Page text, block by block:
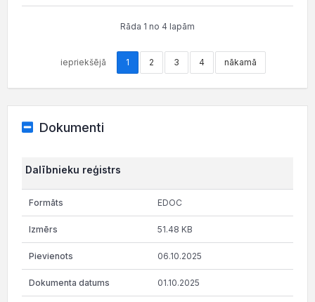
Rāda 1 no 4 lapām
iepriekšējā 1 2 3 4 nākamā
Dokumenti
Dalībnieku reģistrs
EDOC
51.48 KB
06.10.2025
01.10.2025